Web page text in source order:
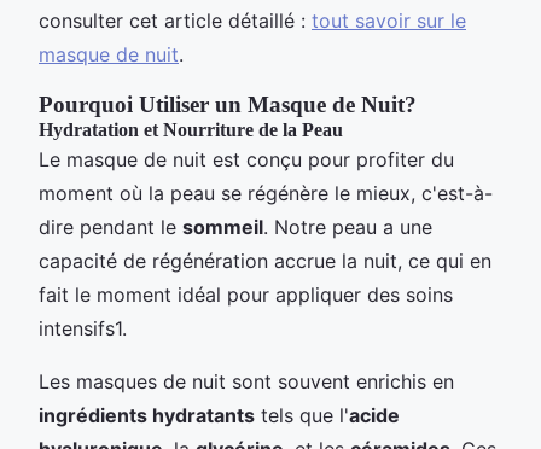
consulter cet article détaillé : tout savoir sur le
masque de nuit.
Pourquoi Utiliser un Masque de Nuit?
Hydratation et Nourriture de la Peau
Le masque de nuit est conçu pour profiter du
moment où la peau se régénère le mieux, c'est-à-
dire pendant le sommeil. Notre peau a une
capacité de régénération accrue la nuit, ce qui en
fait le moment idéal pour appliquer des soins
intensifs1.
Les masques de nuit sont souvent enrichis en
ingrédients hydratants tels que l'acide